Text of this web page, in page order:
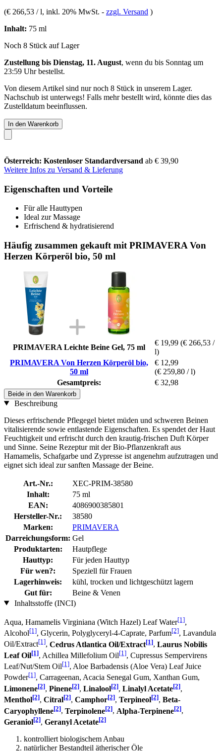
(€ 266,53 / l, inkl. 20% MwSt. - zzgl. Versand )
Inhalt: 75 ml
Noch 8 Stück auf Lager
Zustellung bis Dienstag, 11. August, wenn du bis Sonntag um
23:59 Uhrbestellst.
Von diesem Artikel sind nur noch 8 Stück in unserem Lager.
Nachschub ist unterwegs! Falls mehr bestellt wird, könnte dies das
Zustelldatum beeinflussen.
In den Warenkorb
Österreich: Kostenloser Standardversand ab € 39,90
Weitere Infos zu Versand & Lieferung
Eigenschaften und Vorteile
Für alle Hauttypen
Ideal zur Massage
Erfrischend & hydratisierend
Häufig zusammen gekauft mit PRIMAVERA Von
Herzen Körperöl bio, 50 ml
PRIMAVERA Leichte Beine Gel, 75 ml
€ 19,99 (€ 266,53 /
l)
PRIMAVERA Von Herzen Körperöl bio,
50 ml
€ 12,99
(€ 259,80 / l)
Gesamtpreis:
€ 32,98
Beide in den Warenkorb
Beschreibung
Dieses erfrischende Pflegegel bietet müden und schweren Beinen
vitalisierende sowie entlastende Eigenschaften. Es spendet der Haut
Feuchtigkeit und erfrischt durch den krautig-frischen Duft Körper
und Sinne. Seine Rezeptur mit der Bio-Pflanzenkraft aus
Hamamelis, Schafgarbe und Zypresse ist angenehm aufzutragen und
eignet sich ideal zur sanften Massage der Beine.
Art.-Nr.:
XEC-PRIM-38580
Inhalt:
75 ml
EAN:
4086900385801
Hersteller-Nr.:
38580
Marken:
PRIMAVERA
Darreichungsform: Gel
Produktarten:
Hautpflege
Hauttyp:
Für jeden Hauttyp
Für wen?:
Speziell für Frauen
Lagerhinweis:
kühl, trocken und lichtgeschützt lagern
Gut für:
Beine & Venen
Inhaltsstoffe (INCI)
Aqua, Hamamelis Virginiana (Witch Hazel) Leaf Water[1],
Alcohol[1], Glycerin, Polyglyceryl-4-Caprate, Parfum[2], Lavandula
Oil/Extract[1], Cedrus Atlantica Oil/Extract[1], Laurus Nobilis
Leaf Oil[1], Achillea Millefolium Oil[1], Cupressus Sempervirens
Leaf/Nut/Stem Oil[1], Aloe Barbadensis (Aloe Vera) Leaf Juice
Powder[1], Carrageenan, Acacia Senegal Gum, Xanthan Gum,
Limonene[2], Pinene[2], Linalool[2], Linalyl Acetate[2],
Menthol[2], Citral[2], Camphor[2], Terpineol[2], Beta-
Caryophyllene[2], Terpinolene[2], Alpha-Terpinene[2],
Geraniol[2], Geranyl Acetate[2]
kontrolliert biologischem Anbau
natürlicher Bestandteil ätherischer Öle